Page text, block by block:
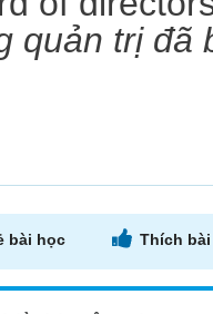
quản trị đã
bài học Thích